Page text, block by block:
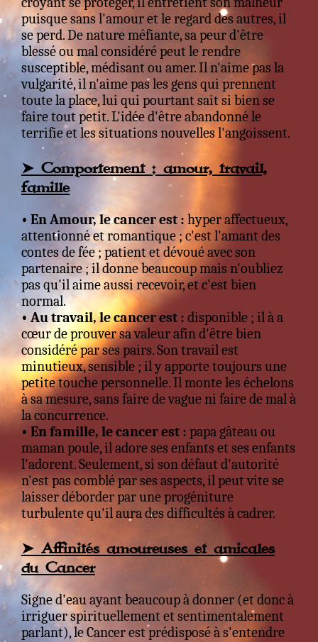
puisque sans l'amour et le regard des autres, il
se perd. De nature méfiante, sa peur d'être
blessé ou mal considéré peut le rendre
susceptible, médisant ou amer. Il n'aime pas la
vulgarité, il n'aime pas les gens qui prennent
toute la place, lui qui pourtant sait si bien se
faire tout petit. L'idée d'être abandonné le
terrifie et les situations nouvelles l'angoissent.
➤ Comportement : amour, travail,
famille
• En Amour, le cancer est : hyper affectueux,
attentionné et romantique ; c'est l'amant des
contes de fée ; patient et dévoué avec son
partenaire ; il donne beaucoup mais n'oubliez
pas qu'il aime aussi recevoir, et c'est bien
normal.
• Au travail, le cancer est : disponible ; il à a
cœur de prouver sa valeur afin d'être bien
considéré par ses pairs. Son travail est
minutieux, sensible ; il y apporte toujours une
petite touche personnelle. Il monte les échelons
à sa mesure, sans faire de vague ni faire de mal à
la concurrence.
• En famille, le cancer est : papa gâteau ou
maman poule, il adore ses enfants et ses enfants
l'adorent. Seulement, si son défaut d'autorité
n'est pas comblé par ses aspects, il peut vite se
laisser déborder par une progéniture
turbulente qu'il aura des difficultés à cadrer.
➤ Affinités amoureuses et amicales
du Cancer
Signe d'eau ayant beaucoup à donner (et donc à
irriguer spirituellement et sentimentalement
parlant), le Cancer est prédisposé à s'entendre